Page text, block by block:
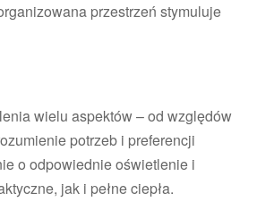
przestrzeń stymuluje
wielu aspektów – od względów
potrzeb i preferencji
o odpowiednie oświetlenie i
jak i pełne ciepła.